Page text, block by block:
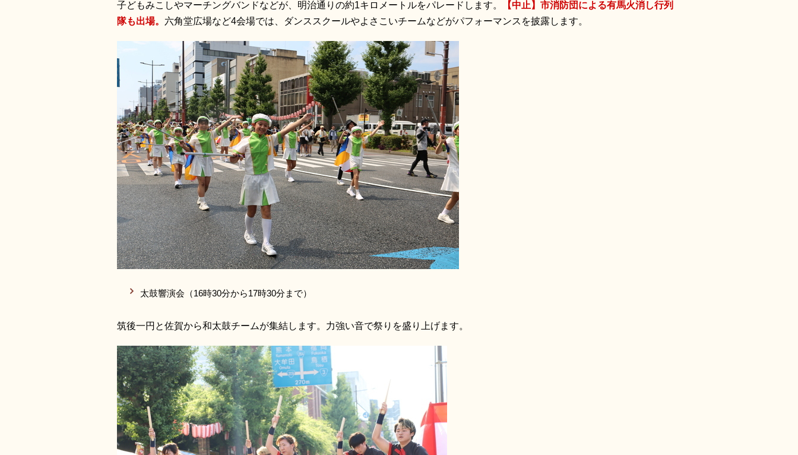
子どもみこしやマーチングバンドなどが、明治通りの約1キロメートルをパレードします。
【中止】市消防団による有馬火消し行列
隊も出場。 六角堂広場など4会場では、ダンススクールやよさこいチームなどがパフォーマンスを披露します。
太鼓響演会（16時30分から17時30分まで）
筑後一円と佐賀から和太鼓チームが集結します。力強い音で祭りを盛り上げます。